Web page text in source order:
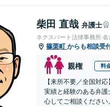
柴田 直哉 弁護士
ネクスパート法律事務所
篠栗町 からも相談受
親権 料
【来所不要／全国対
実績と経験のある弁
心してご相談ください